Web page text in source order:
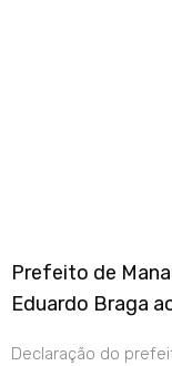
Prefeito de
Eduardo Braga
Declaração do